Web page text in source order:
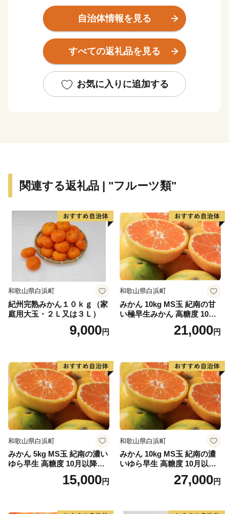
なります。約1万5千年前の石器が出土し、1万2千年前
の層からは、世界最古の土器「豆粒文土器(とうりゅう
もんどき)」が出土しました。
明治初期までは、人口約4000人の半農半漁の一寒村で
公布されると急速に発展し、明治35年に「佐世保村」か
ら一挙に「佐世保市」となりました。
す。
【面 積】426.06k㎡
【人 口】239,971人（令和4年1月1日現在 推計人口）
【世帯数】104,477世帯
【市の木】ハナミズキ
【市の花】カノコユリ
【隣接する自治体】長崎県（川棚町、西海市、佐々町、
波佐見町、平戸市、松浦市）、佐賀県（伊万里市、有田
町）
【お問い合わせ先】
電話 050-1707-9329
E-mail: info@furusato-sasebo.jp
自治体情報を見る
すべての返礼品を見る
お気に入りに追加する
関連する返礼品 | "フルーツ類"
和歌山県白浜町
紀州完熟みかん１０ｋｇ（家
庭用大玉・２Ｌ又は３Ｌ）
9,000円
和歌山県白浜町
みかん 10kg MS玉 紀南の甘
い極早生みかん 高糖度 10月
以降発送 マルチ被覆栽培
21,000円
和歌山県白浜町
みかん 5kg MS玉 紀南の濃い
ゆら早生 高糖度 10月以降発
送 マルチ被覆栽培15,000円
和歌山県白浜町
みかん 10kg MS玉 紀南の濃
いゆら早生 高糖度 10月以降
発送 マルチ被覆栽培27,000円